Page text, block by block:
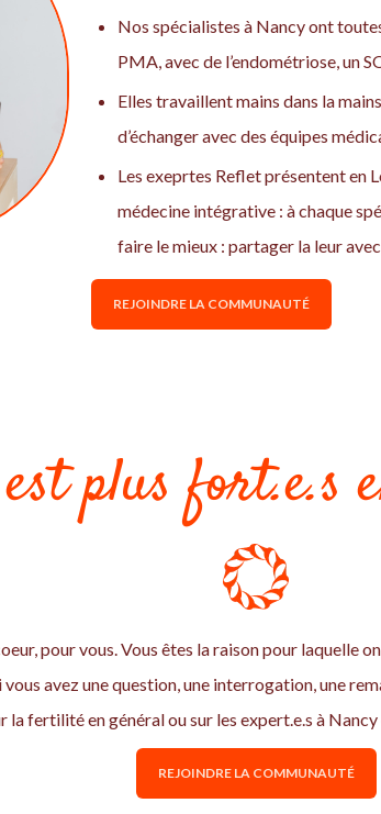
Nos spécialistes à Nancy ont
PMA, avec de l’endométriose, un
Elles travaillent mains dans la
d’échanger avec des équipes
Les exeprtes Reflet présentent en
médecine intégrative : à chaque
faire le mieux : partager la leur
REJOINDRE LA COMMUNAUTÉ
plus fort.e.s
pour vous. Vous êtes la raison pour laquelle
avez une question, une interrogation, une
la fertilité en général ou sur les expert.e.s à
REJOINDRE LA COMMUNAUTÉ